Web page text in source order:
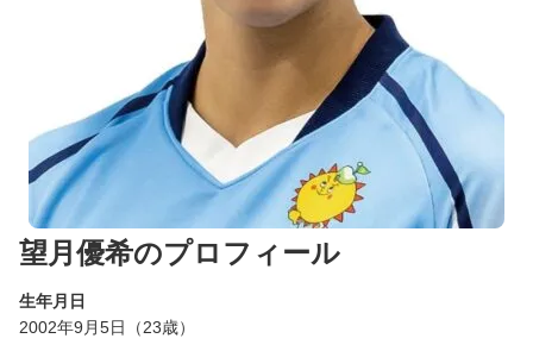
望月優希のプロフィール
生年月日
2002年9月5日（23歳）